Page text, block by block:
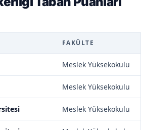
FAKÜLTE
Meslek Yüksekokulu
Meslek Yüksekokulu
Meslek Yüksekokulu